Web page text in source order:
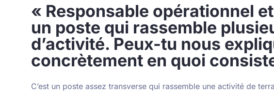
« Responsable opérationnel
un poste qui rassemble
d’activité. Peux-tu nous
concrètement en quoi
C’est un poste assez transverse qui rassemble une activité de